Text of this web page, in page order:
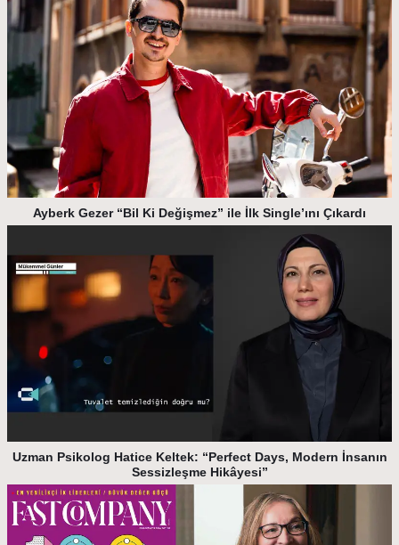
Ayberk Gezer “Bil Ki Değişmez” ile İlk Single’ını Çıkardı
Uzman Psikolog Hatice Keltek: “Perfect Days, Modern İnsanın
Sessizleşme Hikâyesi”